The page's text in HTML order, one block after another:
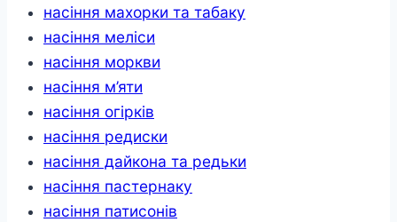
насіння махорки та табаку
насіння меліси
насіння моркви
насіння м’яти
насіння огірків
насіння редиски
насіння дайкона та редьки
насіння пастернаку
насіння патисонів